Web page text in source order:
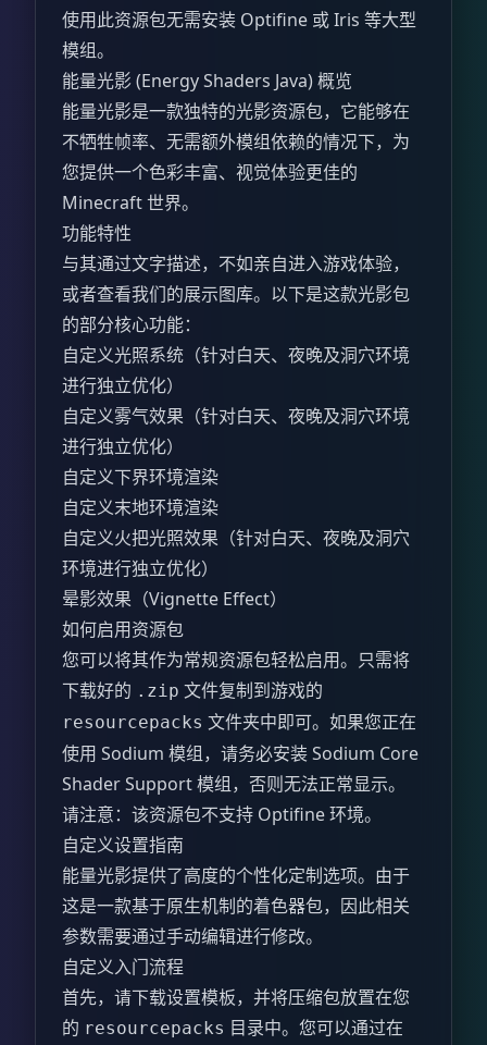
使用此资源包无需安装 Optifine 或 Iris 等大型
模组。
能量光影 (Energy Shaders Java) 概览
能量光影是一款独特的光影资源包，它能够在
不牺牲帧率、无需额外模组依赖的情况下，为
您提供一个色彩丰富、视觉体验更佳的
Minecraft 世界。
功能特性
与其通过文字描述，不如亲自进入游戏体验，
或者查看我们的展示图库。以下是这款光影包
的部分核心功能：
自定义光照系统（针对白天、夜晚及洞穴环境
进行独立优化）
自定义雾气效果（针对白天、夜晚及洞穴环境
进行独立优化）
自定义下界环境渲染
自定义末地环境渲染
自定义火把光照效果（针对白天、夜晚及洞穴
环境进行独立优化）
晕影效果（Vignette Effect）
如何启用资源包
您可以将其作为常规资源包轻松启用。只需将
下载好的 .zip 文件复制到游戏的
resourcepacks 文件夹中即可。如果您正在
使用 Sodium 模组，请务必安装 Sodium Core
Shader Support 模组，否则无法正常显示。
请注意：该资源包不支持 Optifine 环境。
自定义设置指南
能量光影提供了高度的个性化定制选项。由于
这是一款基于原生机制的着色器包，因此相关
参数需要通过手动编辑进行修改。
自定义入门流程
首先，请下载设置模板，并将压缩包放置在您
的 resourcepacks 目录中。您可以通过在